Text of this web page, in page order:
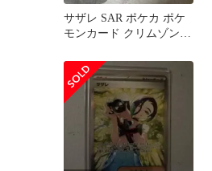
サザレ SAR ポケカ ポケ
モンカード クリムゾンヘ